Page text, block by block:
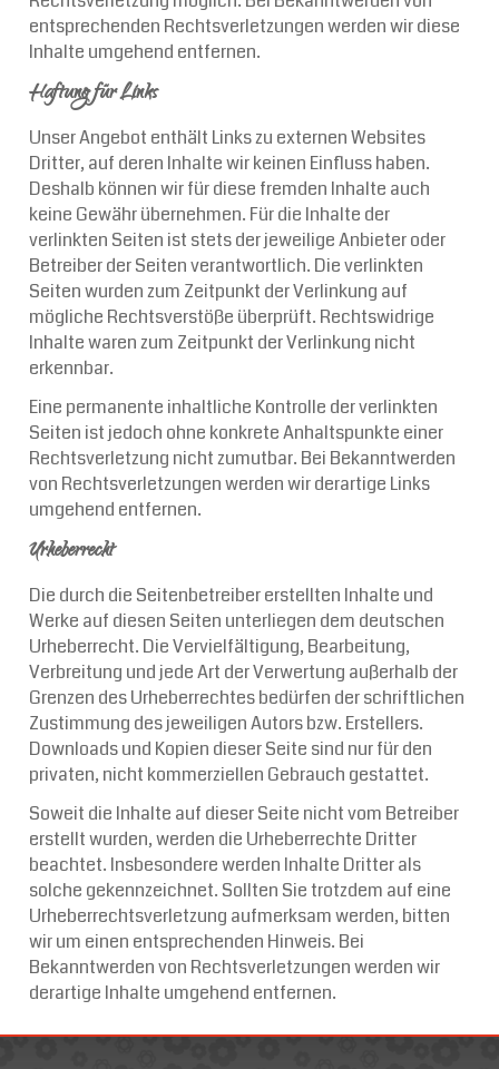
entsprechenden Rechtsverletzungen werden wir diese
Inhalte umgehend entfernen.
Haftung für Links
Unser Angebot enthält Links zu externen Websites
Dritter, auf deren Inhalte wir keinen Einfluss haben.
Deshalb können wir für diese fremden Inhalte auch
keine Gewähr übernehmen. Für die Inhalte der
verlinkten Seiten ist stets der jeweilige Anbieter oder
Betreiber der Seiten verantwortlich. Die verlinkten
Seiten wurden zum Zeitpunkt der Verlinkung auf
mögliche Rechtsverstöße überprüft. Rechtswidrige
Inhalte waren zum Zeitpunkt der Verlinkung nicht
erkennbar.
Eine permanente inhaltliche Kontrolle der verlinkten
Seiten ist jedoch ohne konkrete Anhaltspunkte einer
Rechtsverletzung nicht zumutbar. Bei Bekanntwerden
von Rechtsverletzungen werden wir derartige Links
umgehend entfernen.
Urheberrecht
Die durch die Seitenbetreiber erstellten Inhalte und
Werke auf diesen Seiten unterliegen dem deutschen
Urheberrecht. Die Vervielfältigung, Bearbeitung,
Verbreitung und jede Art der Verwertung außerhalb der
Grenzen des Urheberrechtes bedürfen der schriftlichen
Zustimmung des jeweiligen Autors bzw. Erstellers.
Downloads und Kopien dieser Seite sind nur für den
privaten, nicht kommerziellen Gebrauch gestattet.
Soweit die Inhalte auf dieser Seite nicht vom Betreiber
erstellt wurden, werden die Urheberrechte Dritter
beachtet. Insbesondere werden Inhalte Dritter als
solche gekennzeichnet. Sollten Sie trotzdem auf eine
Urheberrechtsverletzung aufmerksam werden, bitten
wir um einen entsprechenden Hinweis. Bei
Bekanntwerden von Rechtsverletzungen werden wir
derartige Inhalte umgehend entfernen.